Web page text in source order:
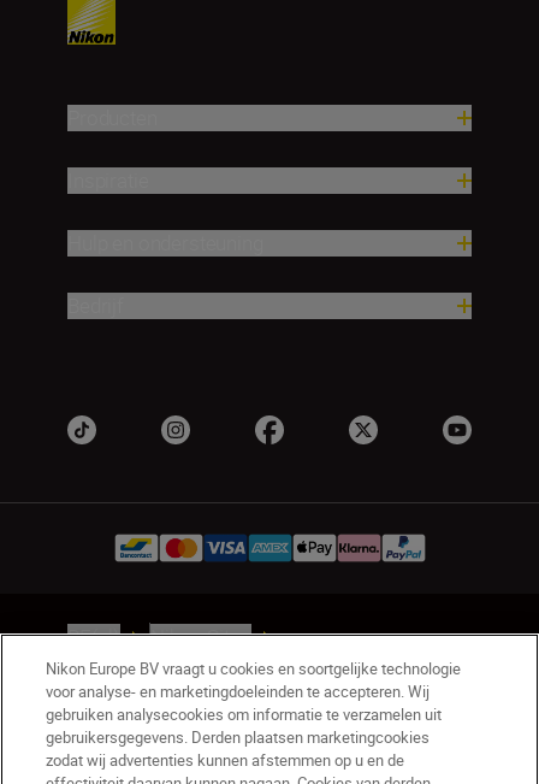
BE(nl) Nikon Sites
Contact opnemen
Privacyverklaring
Gebruiksvoorwaarden
Nikon Store - Algemene voorwaarden
Cookieverklaring
Toegankelijkheid
Nikon Europe BV vraagt u cookies en soortgelijke technologie
voor analyse- en marketingdoeleinden te accepteren. Wij
gebruiken analysecookies om informatie te verzamelen uit
gebruikersgegevens. Derden plaatsen marketingcookies
zodat wij advertenties kunnen afstemmen op u en de